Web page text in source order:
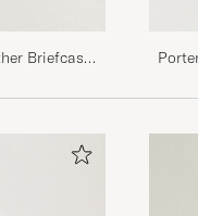
Briefcase